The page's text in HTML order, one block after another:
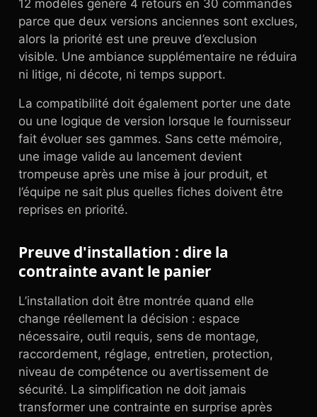
12 modèles génère 4 retours en 30 commandes
parce que deux versions anciennes sont exclues,
alors la priorité est une preuve d’exclusion
visible. Une ambiance supplémentaire ne réduira
ni litige, ni décote, ni temps support.
La compatibilité doit également porter une date
ou une logique de version lorsque le fournisseur
fait évoluer ses gammes. Sans cette mémoire,
une image valide au lancement devient
trompeuse après une mise à jour produit, et
l’équipe ne sait plus quelles fiches doivent être
reprises en priorité.
Preuve d'installation : dire la
contrainte avant le panier
L’installation doit être montrée quand elle
change réellement la décision : espace
nécessaire, outil requis, sens de montage,
raccordement, réglage, entretien, protection,
niveau de compétence ou avertissement de
sécurité. La simplification ne doit jamais
transformer une contrainte en surprise après